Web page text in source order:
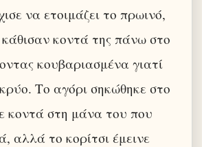
να ετοιμάζει το πρωινό,
κοντά της πάνω στο
κουβαριασμένα γιατί
Το αγόρι σηκώθηκε στο
κοντά στη μάνα του που
αλλά το κορίτσι έμεινε